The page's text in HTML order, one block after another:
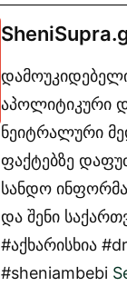
აპოლიტიკური
ნეიტრალური
ფაქტებზე
სანდო
და შენი
#აქხარისხია
#sheniambebi